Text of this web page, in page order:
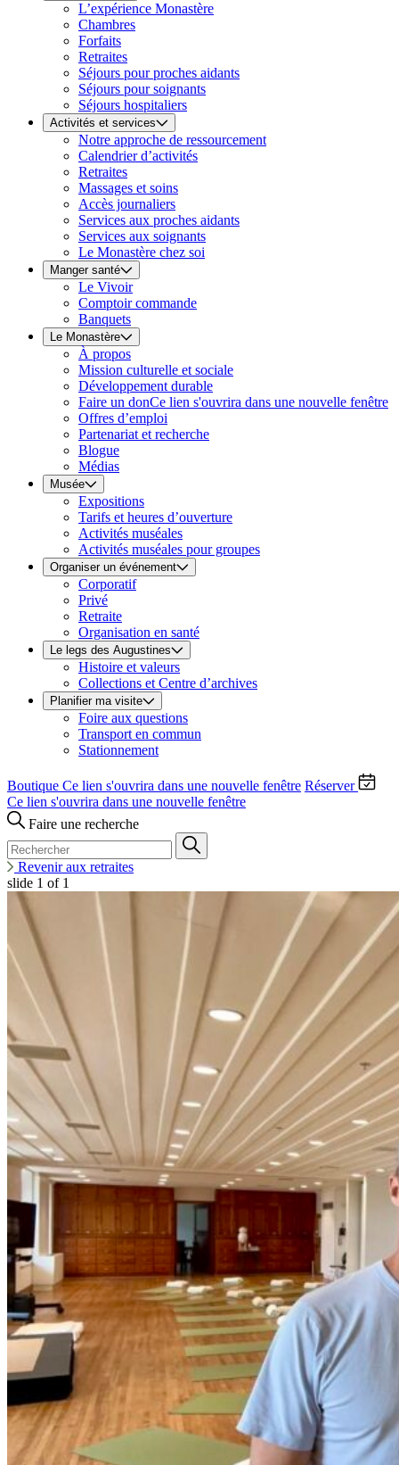
L’expérience Monastère
Chambres
Forfaits
Retraites
Séjours pour proches aidants
Séjours pour soignants
Séjours hospitaliers
Activités et services
Notre approche de ressourcement
Calendrier d’activités
Retraites
Massages et soins
Accès journaliers
Services aux proches aidants
Services aux soignants
Le Monastère chez soi
Manger santé
Le Vivoir
Comptoir commande
Banquets
Le Monastère
À propos
Mission culturelle et sociale
Développement durable
Faire un donCe lien s'ouvrira dans une nouvelle fenêtre
Offres d’emploi
Partenariat et recherche
Blogue
Médias
Musée
Expositions
Tarifs et heures d’ouverture
Activités muséales
Activités muséales pour groupes
Organiser un événement
Corporatif
Privé
Retraite
Organisation en santé
Le legs des Augustines
Histoire et valeurs
Collections et Centre d’archives
Planifier ma visite
Foire aux questions
Transport en commun
Stationnement
Boutique Ce lien s'ouvrira dans une nouvelle fenêtre Réserver
Ce lien s'ouvrira dans une nouvelle fenêtre
Faire une recherche
Revenir aux retraites
slide 1 of 1